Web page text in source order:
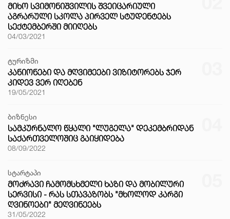
ᲛᲘᲮᲝ ᲡᲕᲘᲛᲝᲜᲘᲨᲕᲘᲚᲘᲡ ᲨᲕᲔᲘᲪᲐᲠᲘᲣᲚᲘ
ᲐᲒᲠᲐᲠᲣᲚᲘ ᲡᲙᲝᲚᲐ ᲞᲘᲠᲕᲔᲚ ᲡᲢᲣᲓᲔᲜᲢᲔᲑᲡ
ᲡᲔᲥᲢᲔᲛᲑᲔᲠᲨᲘ ᲛᲘᲘᲦᲔᲑᲡ
04/03/2021
ტურიზმი
ᲙᲐᲜᲘᲝᲜᲔᲑᲘ ᲓᲐ ᲛᲦᲕᲘᲛᲔᲔᲑᲘ ᲕᲘᲖᲘᲢᲝᲠᲔᲑᲡ ᲯᲔᲠ
ᲙᲘᲓᲔᲕ ᲕᲔᲠ ᲘᲦᲔᲑᲔᲜ
19/05/2021
ბიზნესი
ᲡᲐᲛᲙᲣᲠᲜᲐᲚᲝ ᲬᲧᲐᲚᲘ "ᲚᲣᲒᲔᲚᲐ" ᲓᲔᲙᲔᲛᲑᲠᲘᲓᲐᲜ
ᲡᲐᲥᲐᲠᲗᲕᲔᲚᲝᲨᲘᲪ ᲒᲐᲘᲧᲘᲓᲔᲑᲐ
08/09/2022
სტარტაპი
ᲛᲝᲫᲠᲐᲕᲘ ᲩᲐᲛᲝᲛᲡᲮᲛᲔᲚᲘ ᲮᲐᲖᲘ ᲓᲐ ᲛᲝᲑᲘᲚᲣᲠᲘ
ᲡᲔᲠᲕᲘᲡᲘ - ᲠᲐᲡ ᲡᲗᲐᲕᲐᲖᲝᲑᲡ "ᲛᲮᲝᲚᲝᲓ ᲙᲐᲠᲒᲘ
ᲦᲕᲘᲜᲝᲔᲑᲘ" ᲛᲔᲦᲕᲘᲜᲔᲔᲑᲡ
31/05/2022